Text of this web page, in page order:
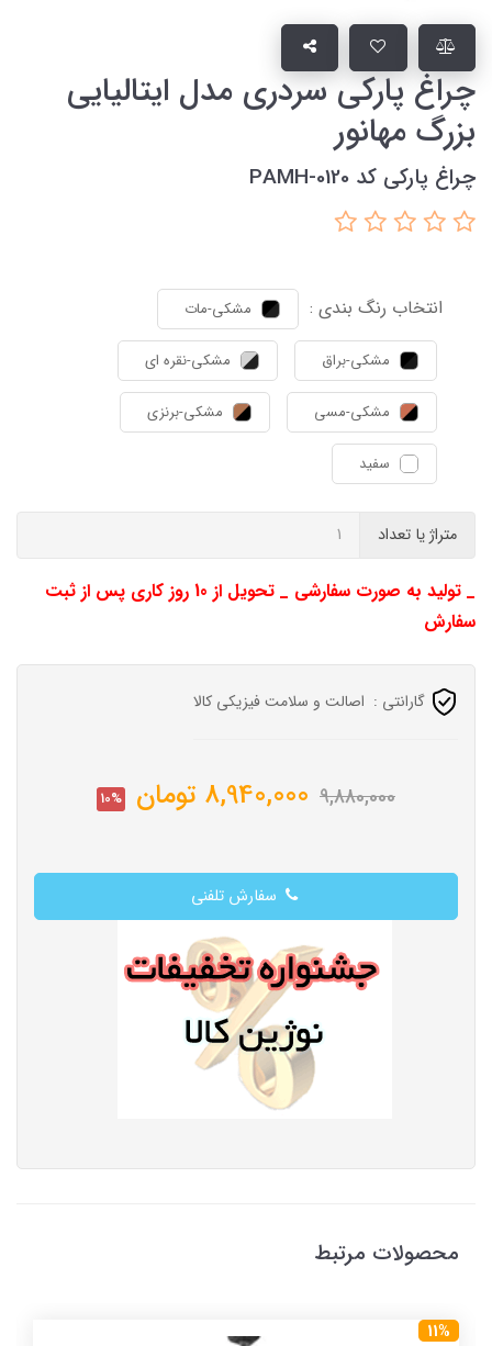
چراغ پارکی سردری مدل ایتالیایی
بزرگ مهانور
چراغ پارکی کد PAMH-0120
انتخاب رنگ بندی : مشکی-مات
مشکی-براق مشکی-نقره ای
مشکی-مسی مشکی-برنزی
سفید
متراژ یا تعداد
_ تولید به صورت سفارشی _ تحویل از 10 روز کاری پس از ثبت
سفارش
گارانتی : اصالت و سلامت فیزیکی کالا
9,880,000
8,940,000 تومان 10%
سفارش تلفنی
محصولات مرتبط
11%